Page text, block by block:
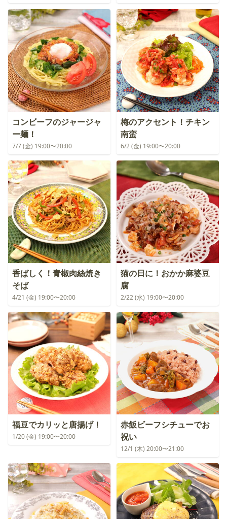
コンビーフのジャージャ
ー麺！
7/7 (金) 19:00〜20:00
梅のアクセント！チキン
南蛮
6/2 (金) 19:00〜20:00
香ばしく！青椒肉絲焼き
そば
4/21 (金) 19:00〜20:00
猫の日に！おかか麻婆豆
腐
2/22 (水) 19:00〜20:00
福豆でカリッと唐揚げ！
1/20 (金) 19:00〜20:00
赤飯ビーフシチューでお
祝い
12/1 (木) 20:00〜21:00